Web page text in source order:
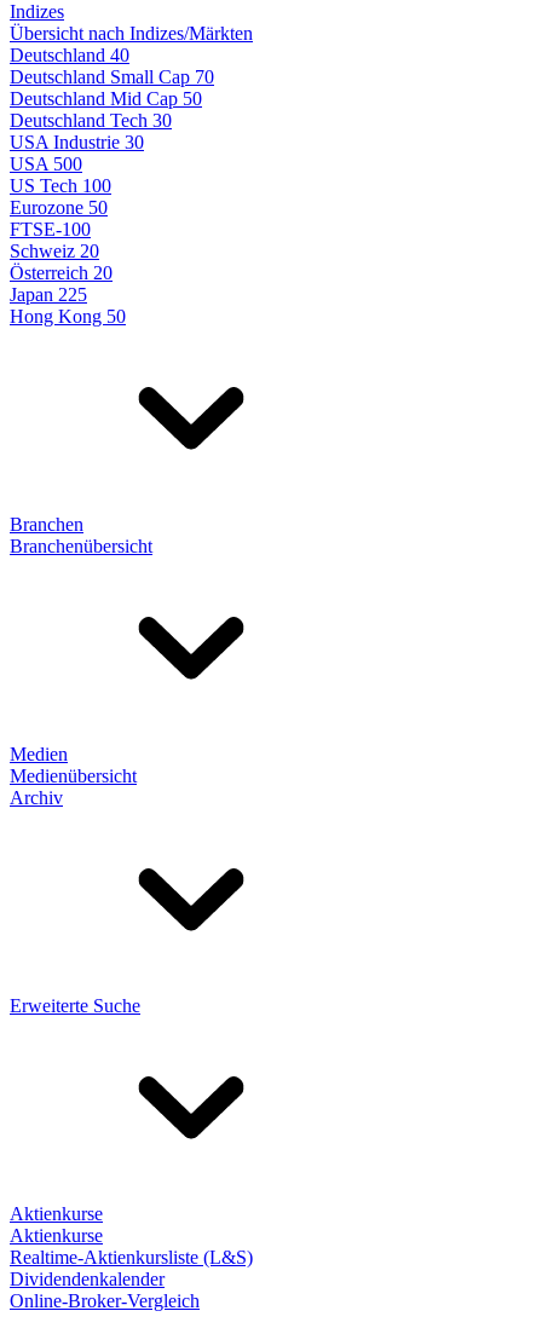
Indizes
Übersicht nach Indizes/Märkten
Deutschland 40
Deutschland Small Cap 70
Deutschland Mid Cap 50
Deutschland Tech 30
USA Industrie 30
USA 500
US Tech 100
Eurozone 50
FTSE-100
Schweiz 20
Österreich 20
Japan 225
Hong Kong 50
Branchen
Branchenübersicht
Medien
Medienübersicht
Archiv
Erweiterte Suche
Aktienkurse
Aktienkurse
Realtime-Aktienkursliste (L&S)
Dividendenkalender
Online-Broker-Vergleich